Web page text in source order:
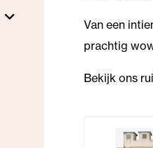
Van een
prachtig
Bekijk ons